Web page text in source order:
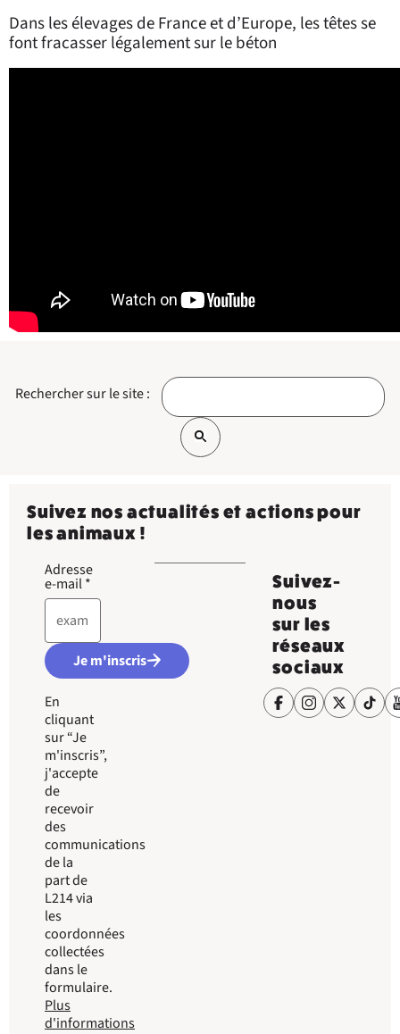
Dans les élevages de France et d’Europe, les têtes se
font fracasser légalement sur le béton
Rechercher sur le site :
Suivez nos actualités et actions pour
les animaux !
Adresse
e-mail*
Je m'inscris
En
cliquant
sur “Je
m'inscris”,
j'accepte
de
recevoir
des
communications
de la
part de
L214 via
les
coordonnées
collectées
dans le
formulaire.
Plus
d'informations
Suivez-
nous
sur les
réseaux
sociaux